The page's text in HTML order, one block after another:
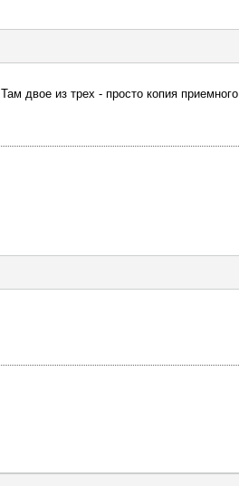
Там двое из трех - просто копия приемного